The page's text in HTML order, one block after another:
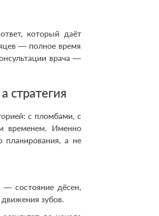
который даёт
— полное время
врача —
стратегия
с пломбами, с
временем. Именно
планирования, а не
— состояние дёсен,
зубов.